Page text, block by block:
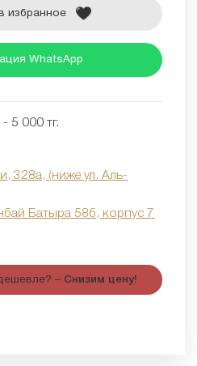
избранное
WhatsApp
5 000 тг.
328а, (ниже ул. Аль-
Батыра 58б, корпус 7
– Снизим цену!